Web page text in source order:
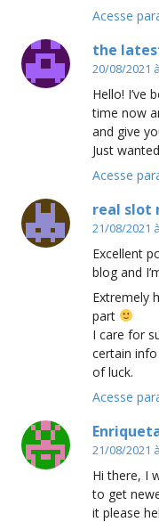
Acesse
the
20/08/2021
Hello! I’ve
time now
and give
Just
Acesse
real slot
21/08/2021
Excellent
blog and
Extremely
part
I care for
certain
of luck.
Acesse
21/08/2021
Hi there, I
to get
it please